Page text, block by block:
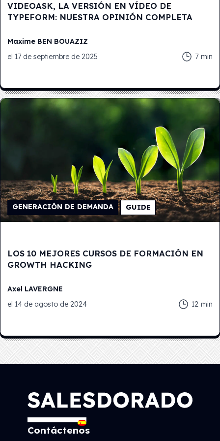
VIDEOASK, LA VERSIÓN EN VÍDEO DE
TYPEFORM: NUESTRA OPINIÓN COMPLETA
Maxime BEN BOUAZIZ
el 17 de septiembre de 2025 7 min
GENERACIÓN DE DEMANDA GUIDE
LOS 10 MEJORES CURSOS DE FORMACIÓN EN
GROWTH HACKING
Axel LAVERGNE
el 14 de agosto de 2024 12 min
Contáctenos